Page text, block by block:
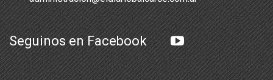
Seguinos en Facebook